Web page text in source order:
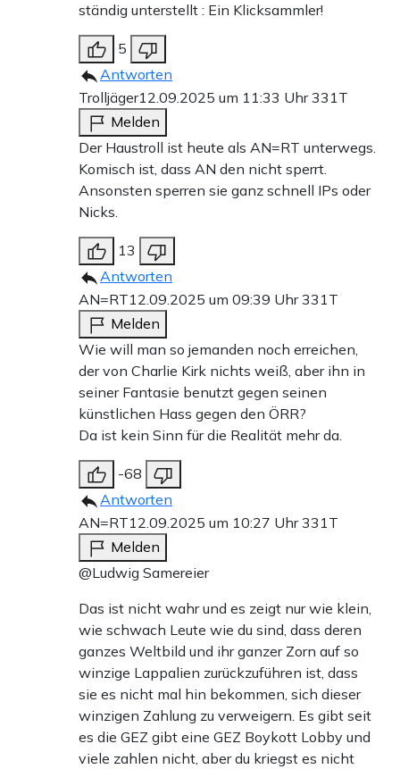
ständig unterstellt : Ein Klicksammler!
5
Antworten
Trolljäger12.09.2025 um 11:33 Uhr331T
Melden
Der Haustroll ist heute als AN=RT unterwegs.
Komisch ist, dass AN den nicht sperrt.
Ansonsten sperren sie ganz schnell IPs oder
Nicks.
13
Antworten
AN=RT12.09.2025 um 09:39 Uhr331T
Melden
Wie will man so jemanden noch erreichen,
der von Charlie Kirk nichts weiß, aber ihn in
seiner Fantasie benutzt gegen seinen
künstlichen Hass gegen den ÖRR?
Da ist kein Sinn für die Realität mehr da.
-68
Antworten
AN=RT12.09.2025 um 10:27 Uhr331T
Melden
@Ludwig Samereier
Das ist nicht wahr und es zeigt nur wie klein,
wie schwach Leute wie du sind, dass deren
ganzes Weltbild und ihr ganzer Zorn auf so
winzige Lappalien zurückzuführen ist, dass
sie es nicht mal hin bekommen, sich dieser
winzigen Zahlung zu verweigern. Es gibt seit
es die GEZ gibt eine GEZ Boykott Lobby und
viele zahlen nicht, aber du kriegst es nicht